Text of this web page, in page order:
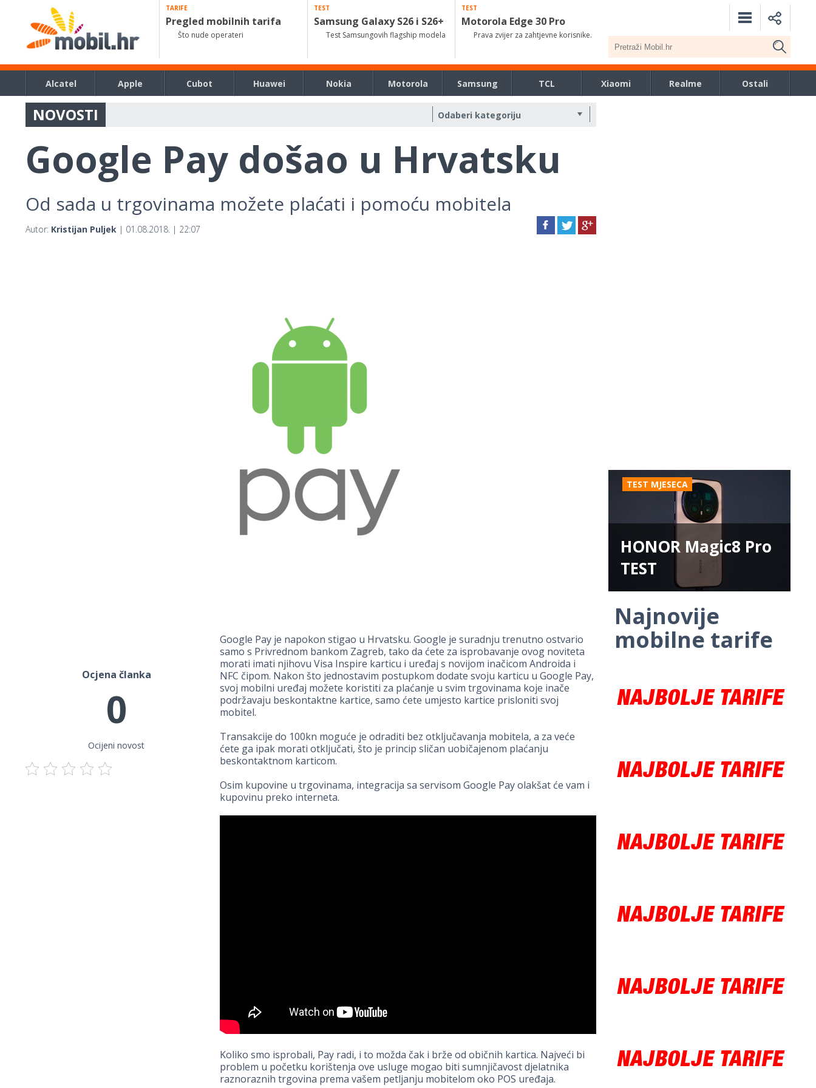
TARIFE
Pregled mobilnih tarifa
Što nude operateri
TEST
Samsung Galaxy S26 i S26+
Test Samsungovih flagship modela
TEST
Motorola Edge 30 Pro
Prava zvijer za zahtjevne korisnike.
Alcatel Apple Cubot Huawei Nokia Motorola Samsung TCL Xiaomi Realme Ostali
NOVOSTI
Google Pay došao u Hrvatsku
Od sada u trgovinama možete plaćati i pomoću mobitela
Autor: Kristijan Puljek | 01.08.2018. | 22:07
Ocjena članka
0
Ocijeni novost
Google Pay je napokon stigao u Hrvatsku. Google je suradnju trenutno ostvario
samo s Privrednom bankom Zagreb, tako da ćete za isprobavanje ovog noviteta
morati imati njihovu Visa Inspire karticu i uređaj s novijom inačicom Androida i
NFC čipom. Nakon što jednostavim postupkom dodate svoju karticu u Google Pay,
svoj mobilni uređaj možete koristiti za plaćanje u svim trgovinama koje inače
podržavaju beskontaktne kartice, samo ćete umjesto kartice prisloniti svoj
mobitel.
Transakcije do 100kn moguće je odraditi bez otključavanja mobitela, a za veće
ćete ga ipak morati otključati, što je princip sličan uobičajenom plaćanju
beskontaktnom karticom.
Osim kupovine u trgovinama, integracija sa servisom Google Pay olakšat će vam i
kupovinu preko interneta.
Koliko smo isprobali, Pay radi, i to možda čak i brže od običnih kartica. Najveći bi
problem u početku korištenja ove usluge mogao biti sumnjičavost djelatnika
raznoraznih trgovina prema vašem petljanju mobitelom oko POS uređaja.
TEST MJESECA
HONOR Magic8 Pro
TEST
Najnovije
mobilne tarife